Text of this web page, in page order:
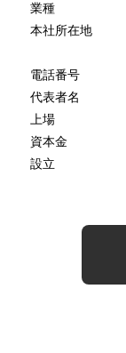
業種
本社所在地
電話番号
代表者名
上場
資本金
設立